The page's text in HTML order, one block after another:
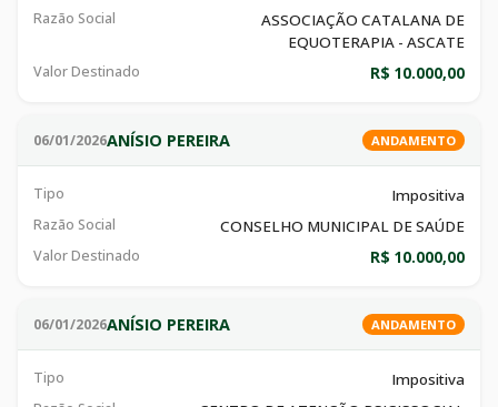
Razão Social
ASSOCIAÇÃO CATALANA DE
EQUOTERAPIA - ASCATE
Valor Destinado R$ 10.000,00
06/01/2026ANÍSIO PEREIRA ANDAMENTO
Tipo Impositiva
Razão Social CONSELHO MUNICIPAL DE SAÚDE
Valor Destinado R$ 10.000,00
06/01/2026ANÍSIO PEREIRA ANDAMENTO
Tipo Impositiva